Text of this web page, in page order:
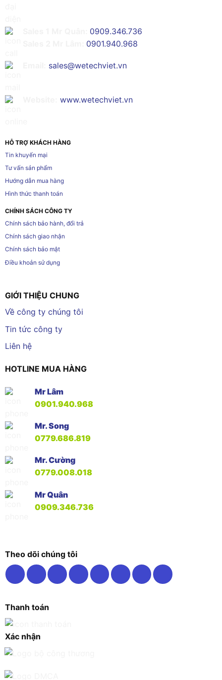
0909.346.736
0901.940.968
sales@wetechviet.vn
www.wetechviet.vn
HỖ TRỢ KHÁCH HÀNG
Tin khuyến mại
Tư vấn sản phẩm
Hướng dẫn mua hàng
Hình thức thanh toán
CHÍNH SÁCH CÔNG TY
Chính sách bảo hành, đổi trả
Chính sách giao nhận
Chính sách bảo mật
Điều khoản sử dụng
GIỚI THIỆU CHUNG
Về công ty chúng tôi
Tin tức công ty
Liên hệ
HOTLINE MUA HÀNG
Mr Lâm
0901.940.968
Mr. Song
0779.686.819
Mr. Cường
0779.008.018
Mr Quân
0909.346.736
Theo dõi chúng tôi
Thanh toán
Xác nhận